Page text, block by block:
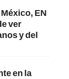
EN
ver
y del
en la